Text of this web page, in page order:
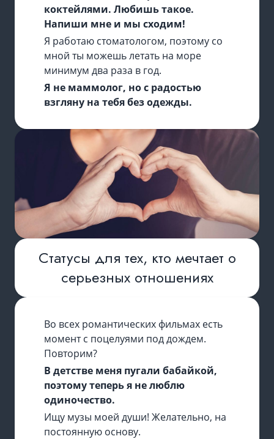
коктейлями. Любишь такое.
Напиши мне и мы сходим!
Я работаю стоматологом, поэтому со
мной ты можешь летать на море
минимум два раза в год.
Я не маммолог, но с радостью
взгляну на тебя без одежды.
Статусы для тех, кто мечтает о
серьезных отношениях
Во всех романтических фильмах есть
момент с поцелуями под дождем.
Повторим?
В детстве меня пугали бабайкой,
поэтому теперь я не люблю
одиночество.
Ищу музы моей души! Желательно, на
постоянную основу.